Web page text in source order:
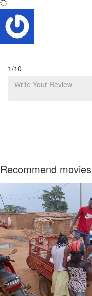
1/10
Recommend movies